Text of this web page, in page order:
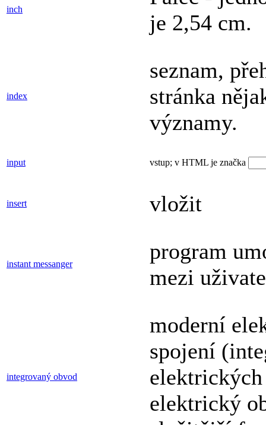
inch
je 2,54 cm.
index
seznam,
stránka
významy.
input vstup; v HTML je značka
insert vložit
instant messanger
program
mezi
integrovaný obvod
moderní
spojení
elektrických
elektrický